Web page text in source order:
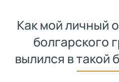
Как мой личный
болгарского
вылился в такой